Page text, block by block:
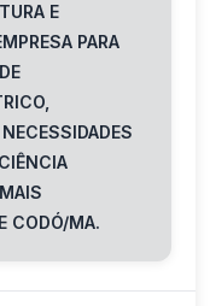
E
PARA
CODÓ/MA.